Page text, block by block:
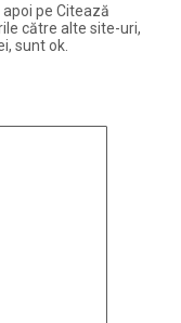
pe Citează
către alte site-uri,
sunt ok.